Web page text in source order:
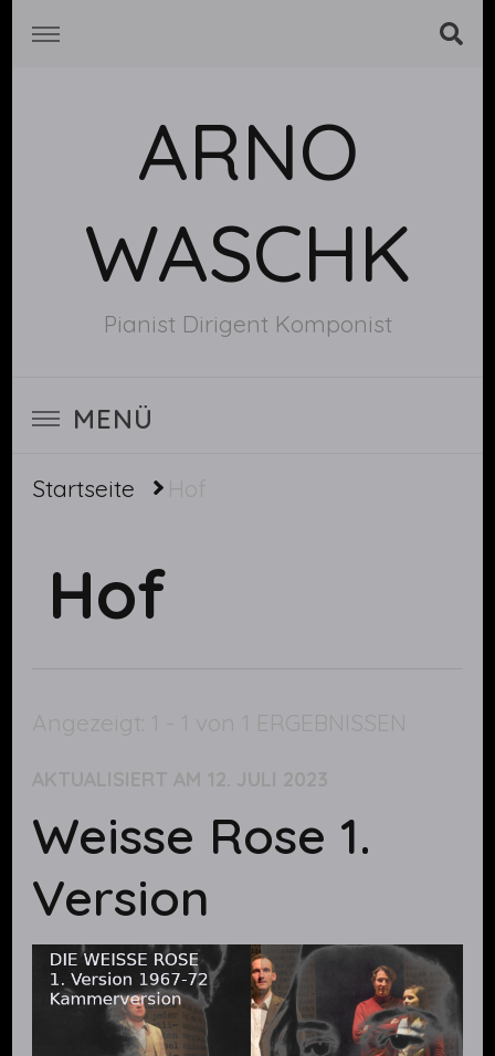
ARNO
WASCHK
Pianist Dirigent Komponist
MENÜ
Startseite Hof
Hof
Angezeigt: 1 - 1 von 1 ERGEBNISSEN
AKTUALISIERT AM 12. JULI 2023
Weisse Rose 1.
Version